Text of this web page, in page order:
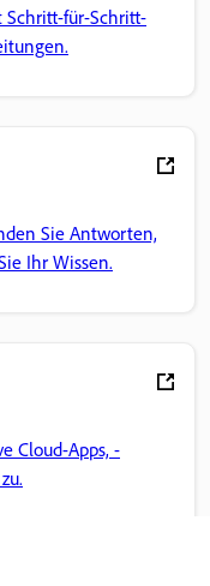
für-Schritt-
Sie Antworten,
Ihr Wissen.
Cloud-Apps, -